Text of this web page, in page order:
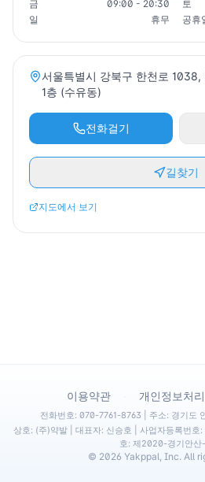
금
09:00 - 20:30 토
일
휴무 공휴
서울특별시 강북구 한천로 1038,
1층 (수유동)
전화걸기
길찾기
지도에서 보기
이용약관 개인정보처
전화번호: 070-7761-8763 | 주소: 경기도
상호: (주)약발 | 대표자: 신승호 | 사업자등록번
호: 제2020-경기안산
© 2026 Yakppal, Inc. All